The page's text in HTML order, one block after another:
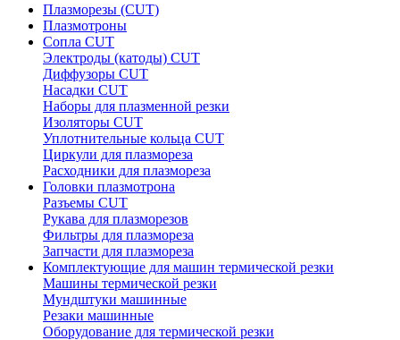
Плазморезы (CUT)
Плазмотроны
Сопла CUT
Электроды (катоды) CUT
Диффузоры CUT
Насадки CUT
Наборы для плазменной резки
Изоляторы CUT
Уплотнительные кольца CUT
Циркули для плазмореза
Расходники для плазмореза
Головки плазмотрона
Разъемы CUT
Рукава для плазморезов
Фильтры для плазмореза
Запчасти для плазмореза
Комплектующие для машин термической резки
Машины термической резки
Мундштуки машинные
Резаки машинные
Оборудование для термической резки